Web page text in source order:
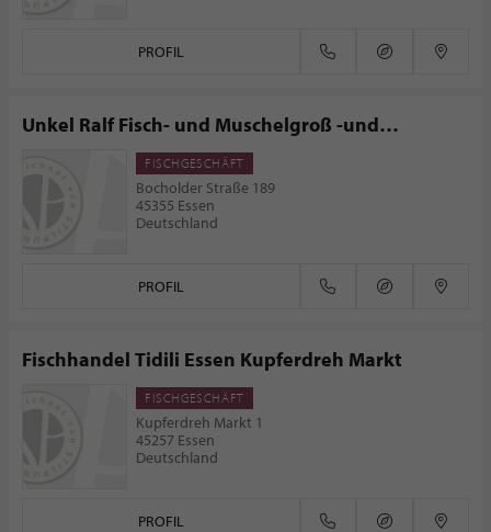
PROFIL
Unkel Ralf Fisch- und Muschelgroß -und
Einzelhandel FISCHGESCHÄFT
Bocholder Straße 189
45355 Essen
Deutschland
PROFIL
Fischhandel Tidili Essen Kupferdreh Markt
FISCHGESCHÄFT
Kupferdreh Markt 1
45257 Essen
Deutschland
PROFIL